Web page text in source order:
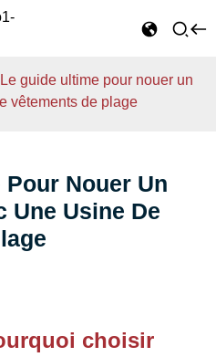
Le guide ultime pour nouer un
vêtements de plage
Nouer Un
Une Usine De
choisir